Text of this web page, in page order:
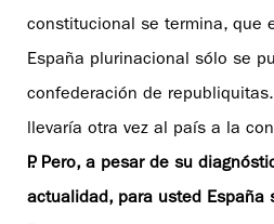
constitucional se termina, que
España plurinacional sólo se
confederación de
llevaría otra vez al país a la
P. Pero, a pesar de su
actualidad, para usted España